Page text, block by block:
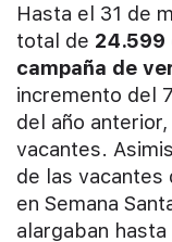
Hasta el 31 de
total de 24.599
campaña de
incremento del
del año
vacantes.
de las vacantes
en Semana
alargaban